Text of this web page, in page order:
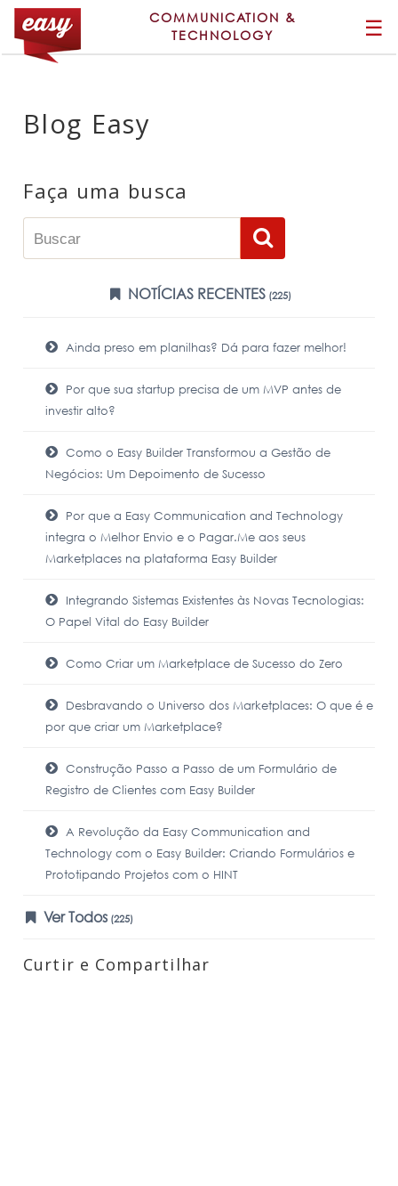
COMMUNICATION &
TECHNOLOGY
☰
Blog Easy
Faça uma busca
NOTÍCIAS RECENTES(225)
Ainda preso em planilhas? Dá para fazer melhor!
Por que sua startup precisa de um MVP antes de
investir alto?
Como o Easy Builder Transformou a Gestão de
Negócios: Um Depoimento de Sucesso
Por que a Easy Communication and Technology
integra o Melhor Envio e o Pagar.Me aos seus
Marketplaces na plataforma Easy Builder
Integrando Sistemas Existentes às Novas Tecnologias:
O Papel Vital do Easy Builder
Como Criar um Marketplace de Sucesso do Zero
Desbravando o Universo dos Marketplaces: O que é e
por que criar um Marketplace?
Construção Passo a Passo de um Formulário de
Registro de Clientes com Easy Builder
A Revolução da Easy Communication and
Technology com o Easy Builder: Criando Formulários e
Prototipando Projetos com o HINT
Ver Todos (225)
Curtir e Compartilhar